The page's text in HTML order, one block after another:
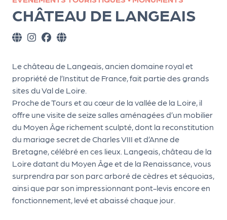
CHÂTEAU DE LANGEAIS
Le château de Langeais, ancien domaine royal et
propriété de l’Institut de France, fait partie des grands
sites du Val de Loire.
Proche de Tours et au cœur de la vallée de la Loire, il
offre une visite de seize salles aménagées d’un mobilier
du Moyen Âge richement sculpté, dont la reconstitution
du mariage secret de Charles VIII et d’Anne de
Bretagne, célébré en ces lieux. Langeais, château de la
Loire datant du Moyen Âge et de la Renaissance, vous
surprendra par son parc arboré de cèdres et séquoias,
ainsi que par son impressionnant pont-levis encore en
fonctionnement, levé et abaissé chaque jour.
ns
PR
O
G!
PR
O
G!
Le
Ma
g
Sui
vr